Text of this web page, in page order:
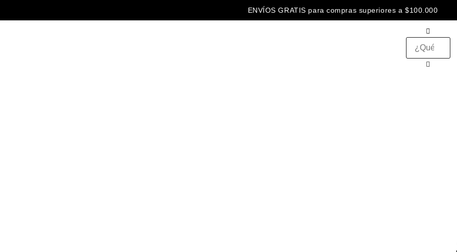
ENVÍOS GRATIS para compras superiores a $100.000
ENVÍOS GRATIS para compras superiores a $100.000